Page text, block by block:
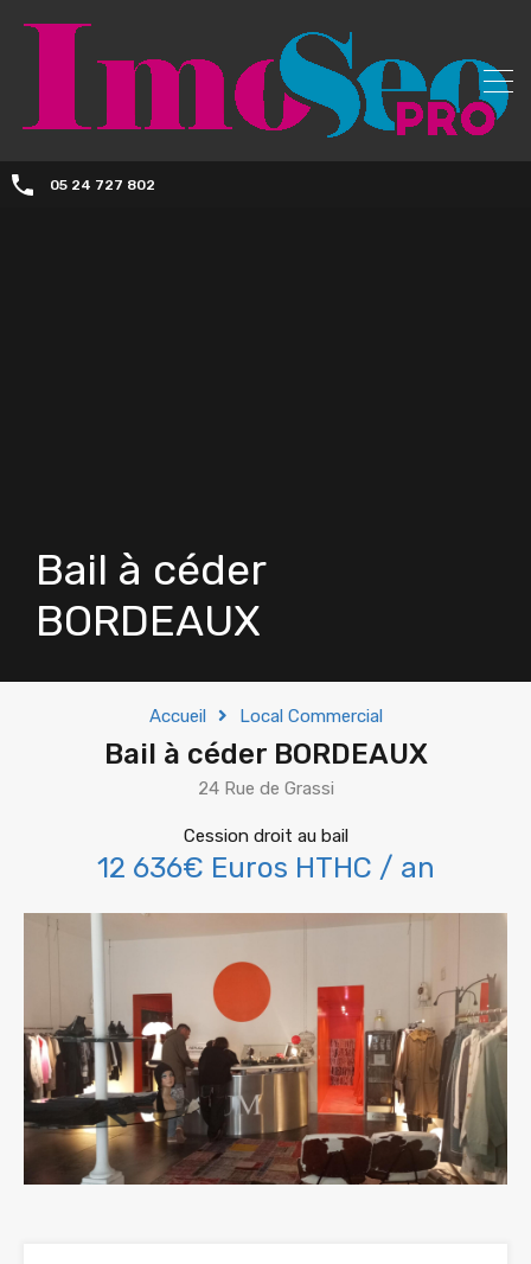
05 24 727 802
Bail à céder
BORDEAUX
Accueil Local Commercial
Bail à céder BORDEAUX
24 Rue de Grassi
Cession droit au bail
12 636€ Euros HTHC / an